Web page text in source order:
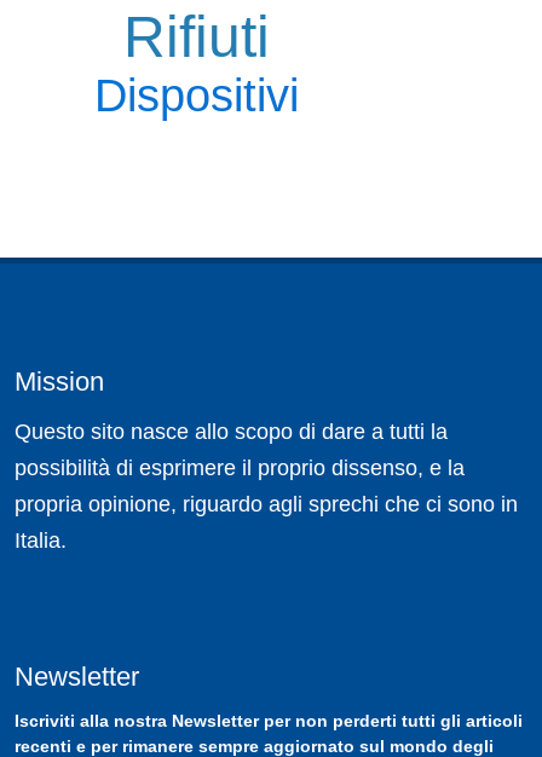
Rifiuti
Dispositivi
Mission
Questo sito nasce allo scopo di dare a tutti la
possibilità di esprimere il proprio dissenso, e la
propria opinione, riguardo agli sprechi che ci sono in
Italia.
Newsletter
Iscriviti alla nostra Newsletterper non perderti tutti gli articoli
recenti e per rimanere sempre aggiornato sul mondo degli